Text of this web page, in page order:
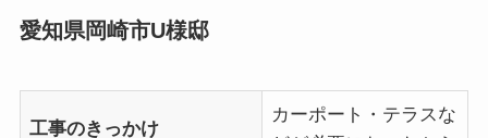
愛知県岡崎市U様邸
工事のきっかけ
カーポート・テラスな